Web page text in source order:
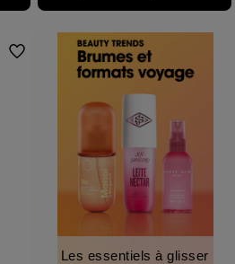
Les essentiels à glisser